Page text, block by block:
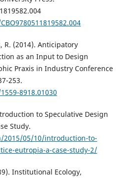
R. (2014). Anticipatory
as an Input to Design
Praxis in Industry Conference
253.
8918.01030
to Speculative Design
Study.
05/10/introduction-to-
eutropia-a-case-study-2/
Institutional Ecology,